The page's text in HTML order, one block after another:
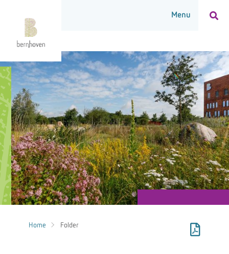
Home Folder